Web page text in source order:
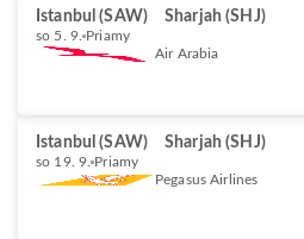
Istanbul (SAW) Sharjah (SHJ)
so 5. 9. Priamy
Air Arabia
Istanbul (SAW) Sharjah (SHJ)
so 19. 9. Priamy
Pegasus Airlines